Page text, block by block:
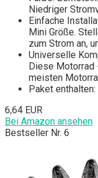
Niedriger
Einfache
Mini Größe.
zum Strom an,
Universelle
Diese Motorrad
meisten
Paket
6,64 EUR
Bei Amazon ansehen
Bestseller Nr. 6